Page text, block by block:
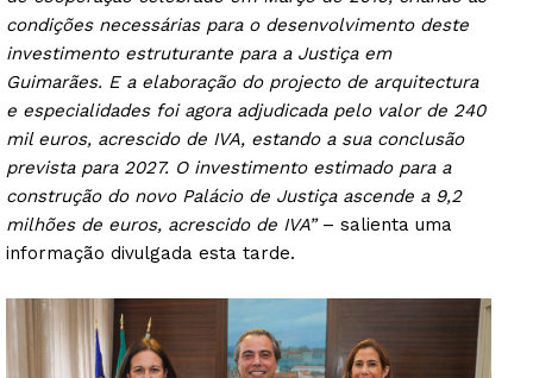
condições necessárias para o desenvolvimento deste
investimento estruturante para a Justiça em
Guimarães. E a elaboração do projecto de arquitectura
e especialidades foi agora adjudicada pelo valor de 240
mil euros, acrescido de IVA, estando a sua conclusão
prevista para 2027. O investimento estimado para a
construção do novo Palácio de Justiça ascende a 9,2
milhões de euros, acrescido de IVA”– salienta uma
informação divulgada esta tarde.